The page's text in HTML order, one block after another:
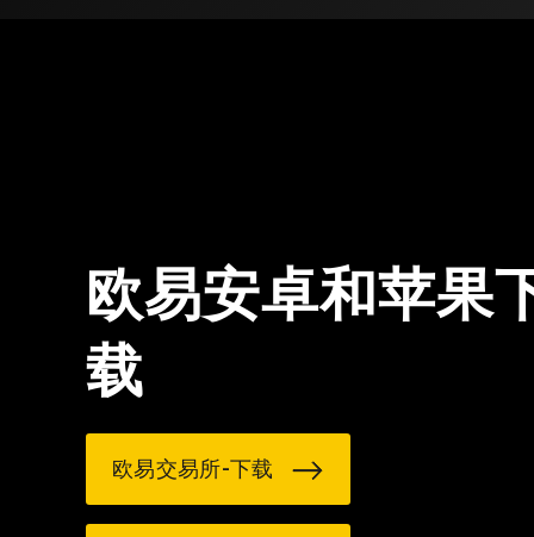
欧易安卓和苹果
载
欧易交易所-下载